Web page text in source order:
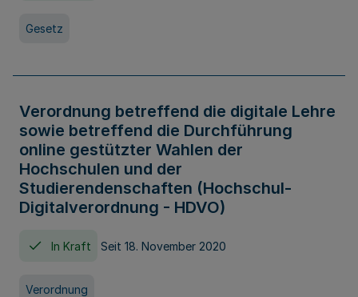
Gesetz
Verordnung betreffend die digitale Lehre
sowie betreffend die Durchführung
online gestützter Wahlen der
Hochschulen und der
Studierendenschaften (Hochschul-
Digitalverordnung - HDVO)
In Kraft Seit 18. November 2020
Verordnung